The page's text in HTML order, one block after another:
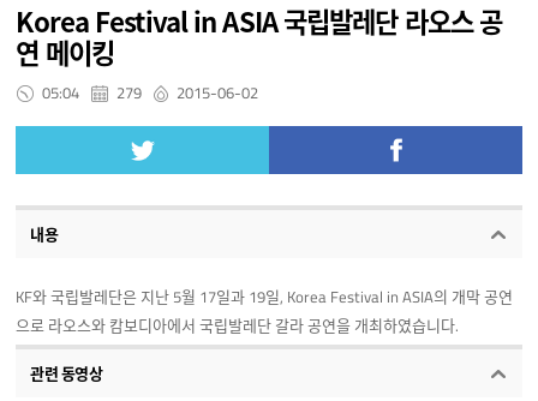
Korea Festival in ASIA 국립발레단 라오스 공
연 메이킹
05:04 279 2015-06-02
내용
KF와 국립발레단은 지난 5월 17일과 19일, Korea Festival in ASIA의 개막 공연
으로 라오스와 캄보디아에서 국립발레단 갈라 공연을 개최하였습니다.
관련 동영상